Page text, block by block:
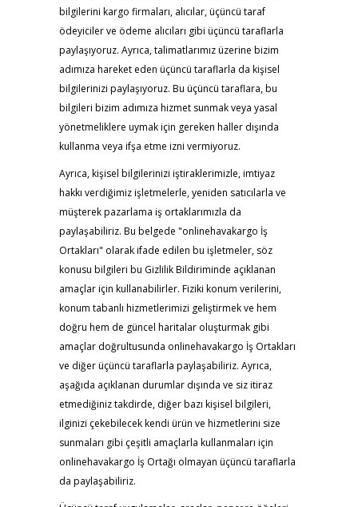
bilgilerini kargo firmaları, alıcılar, üçüncü taraf
ödeyiciler ve ödeme alıcıları gibi üçüncü taraflarla
paylaşıyoruz. Ayrıca, talimatlarımız üzerine bizim
adımıza hareket eden üçüncü taraflarla da kişisel
bilgilerinizi paylaşıyoruz. Bu üçüncü taraflara, bu
bilgileri bizim adımıza hizmet sunmak veya yasal
yönetmeliklere uymak için gereken haller dışında
kullanma veya ifşa etme izni vermiyoruz.
Ayrıca, kişisel bilgilerinizi iştiraklerimizle, imtiyaz
hakkı verdiğimiz işletmelerle, yeniden satıcılarla ve
müşterek pazarlama iş ortaklarımızla da
paylaşabiliriz. Bu belgede "onlinehavakargo İş
Ortakları" olarak ifade edilen bu işletmeler, söz
konusu bilgileri bu Gizlilik Bildiriminde açıklanan
amaçlar için kullanabilirler. Fiziki konum verilerini,
konum tabanlı hizmetlerimizi geliştirmek ve hem
doğru hem de güncel haritalar oluşturmak gibi
amaçlar doğrultusunda onlinehavakargo İş Ortakları
ve diğer üçüncü taraflarla paylaşabiliriz. Ayrıca,
aşağıda açıklanan durumlar dışında ve siz itiraz
etmediğiniz takdirde, diğer bazı kişisel bilgileri,
ilginizi çekebilecek kendi ürün ve hizmetlerini size
sunmaları gibi çeşitli amaçlarla kullanmaları için
onlinehavakargo İş Ortağı olmayan üçüncü taraflarla
da paylaşabiliriz.